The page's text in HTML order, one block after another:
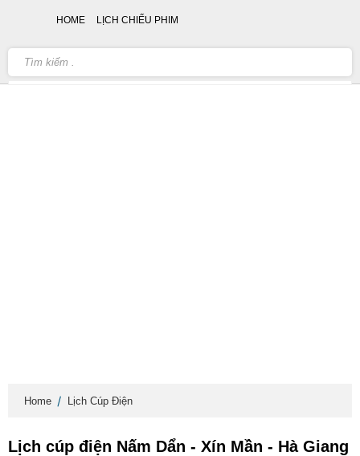
Home Lịch Cúp Điện
Lịch cúp điện Nấm Dẩn - Xín Mần - Hà Giang
HOME LỊCH CHIẾU PHIM